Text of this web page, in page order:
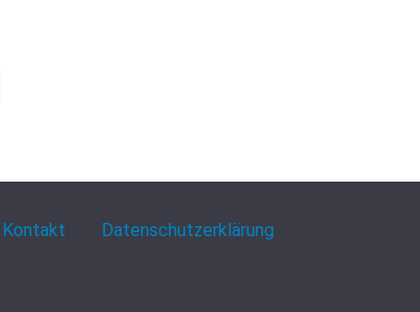
Kontakt Datenschutzerklärung